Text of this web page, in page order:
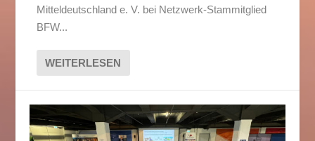
Mitteldeutschland e. V. bei Netzwerk-Stammitglied
BFW...
WEITERLESEN